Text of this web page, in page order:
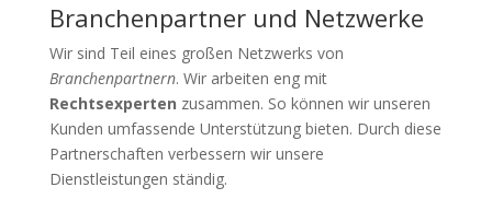
Branchenpartner und Netzwerke
Wir sind Teil eines großen Netzwerks von
Branchenpartnern. Wir arbeiten eng mit
Rechtsexperten zusammen. So können wir unseren
Kunden umfassende Unterstützung bieten. Durch diese
Partnerschaften verbessern wir unsere
Dienstleistungen ständig.